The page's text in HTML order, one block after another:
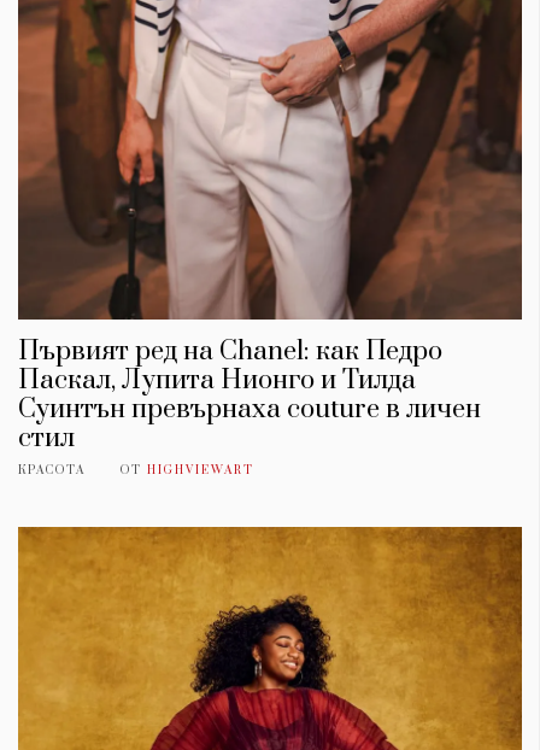
Първият ред на Chanel: как Педро
Паскал, Лупита Нионго и Тилда
Суинтън превърнаха couture в личен
стил
КРАСОТА ОТ HIGHVIEWART